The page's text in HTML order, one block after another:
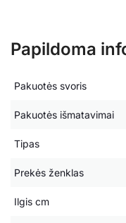
Papildoma
Pakuotės svoris
Pakuotės išmatavimai
Tipas
Prekės ženklas
Ilgis cm